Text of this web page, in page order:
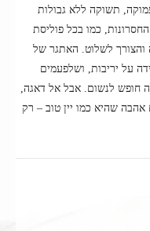
תשוקה ללא גבולות
כמו בכל פוליסת
והצורך לשלוט. האתגר של
על יריבות, ושלפעמים
חופש לנשום. אבל אל דאגה,
שהיא כמו יין טוב – רק